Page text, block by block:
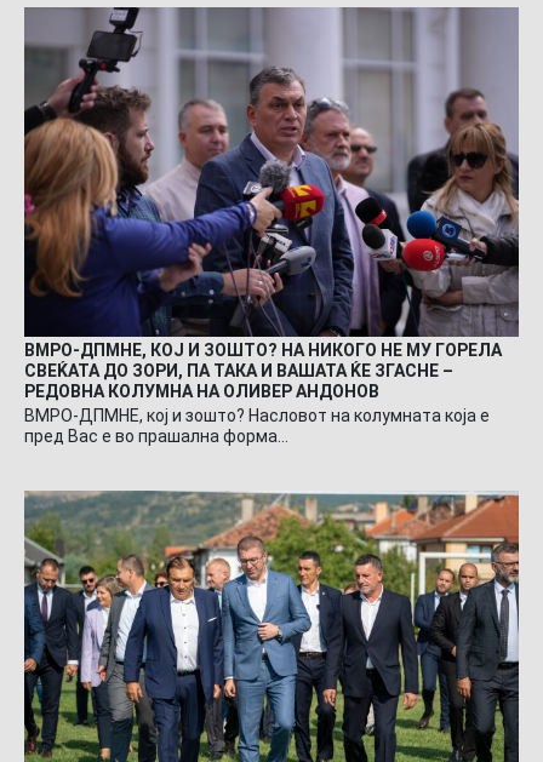
ВМРО-ДПМНЕ, КОЈ И ЗОШТО? НА НИКОГО НЕ МУ ГОРЕЛА
СВЕЌАТА ДО ЗОРИ, ПА ТАКА И ВАШАТА ЌЕ ЗГАСНЕ –
РЕДОВНА КОЛУМНА НА ОЛИВЕР АНДОНОВ
ВМРО-ДПМНЕ, кој и зошто? Насловот на колумната која е
пред Вас е во прашална форма…